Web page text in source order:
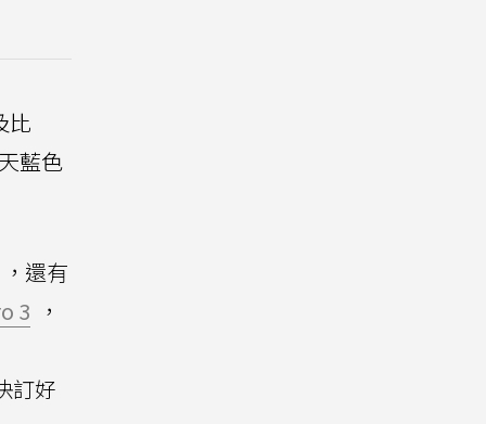
比
藍色
，還有
3 ，
訂好